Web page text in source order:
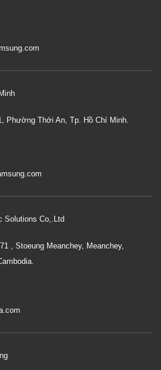
Phường Thới An, Tp. Hồ Chí Minh.
Solutions Co,.Ltd
, Stoeung Meanchey, Meanchey,